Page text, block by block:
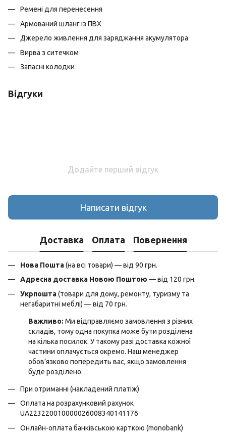
Ремені для перенесення
Армований шланг із ПВХ
Джерело живлення для заряджання акумулятора
Вирва з ситечком
Запасні колодки
Відгуки
Додайте перший відгук
Написати відгук
Доставка Оплата Повернення
Нова Пошта(на всі товари) — від 90 грн.
Адресна доставка Новою Поштою — від 120 грн.
Укрпошта(товари для дому, ремонту, туризму та
негабаритні меблі) — від 70 грн.
Важливо: Ми відправляємо замовлення з різних
складів, тому одна покупка може бути розділена
на кілька посилок. У такому разі доставка кожної
частини оплачується окремо. Наш менеджер
обов’язково попередить вас, якщо замовлення
буде розділено.
При отриманні (накладений платіж)
Оплата на розрахунковий рахунок
UA223220010000026008340141176
Онлайн-оплата банківською карткою (monobank)